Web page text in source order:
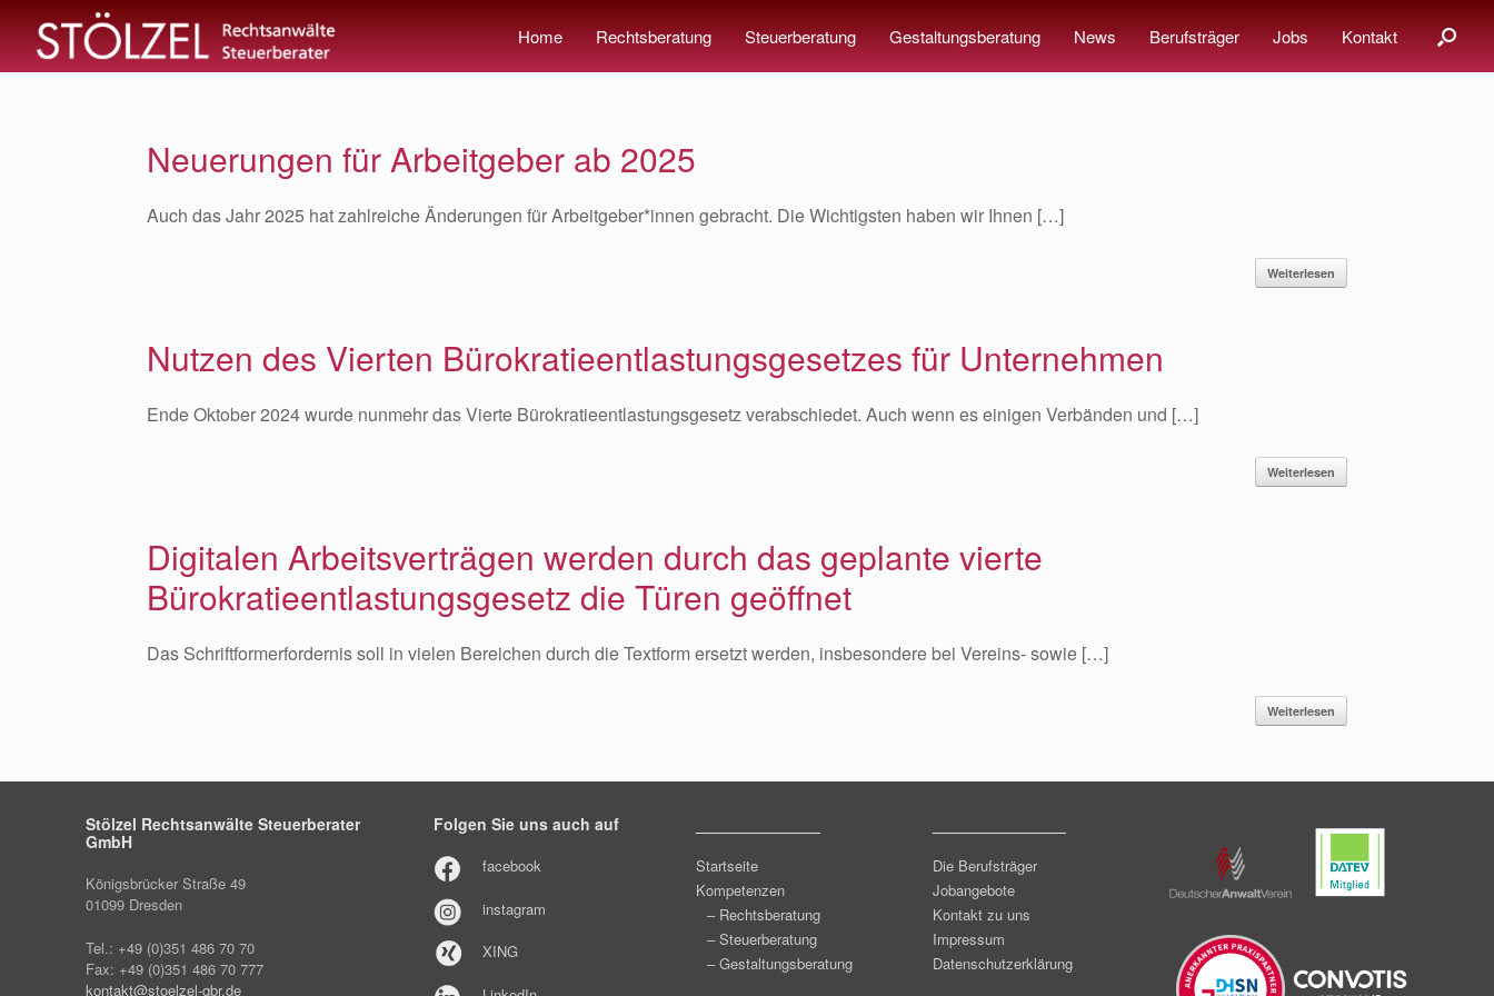
springen
Home Rechtsberatung Steuerberatung Gestaltungsberatung News Berufsträger Jobs Kontakt
Neuerungen für Arbeitgeber ab 2025
Auch das Jahr 2025 hat zahlreiche Änderungen für Arbeitgeber*innen gebracht. Die Wichtigsten haben wir Ihnen […]
Weiterlesen
Nutzen des Vierten Bürokratieentlastungsgesetzes für Unternehmen
Ende Oktober 2024 wurde nunmehr das Vierte Bürokratieentlastungsgesetz verabschiedet. Auch wenn es einigen Verbänden und […]
Weiterlesen
Digitalen Arbeitsverträgen werden durch das geplante vierte
Bürokratieentlastungsgesetz die Türen geöffnet
Das Schriftformerfordernis soll in vielen Bereichen durch die Textform ersetzt werden, insbesondere bei Vereins- sowie […]
Weiterlesen
Stölzel Rechtsanwälte Steuerberater
GmbH
Königsbrücker Straße 49
01099 Dresden
Tel.: +49 (0)351 486 70 70
Fax: +49 (0)351 486 70 777
kontakt@stoelzel-gbr.de
Folgen Sie uns auch auf
facebook
instagram
XING
Startseite
Kompetenzen
– Rechtsberatung
– Steuerberatung
– Gestaltungsberatung
Die Berufsträger
Jobangebote
Kontakt zu uns
Impressum
Datenschutzerklärung